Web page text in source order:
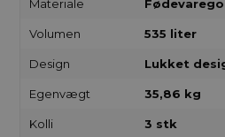
Materiale
Volumen 535 liter
Design Lukket
Egenvægt 35,86 kg
Kolli 3 stk